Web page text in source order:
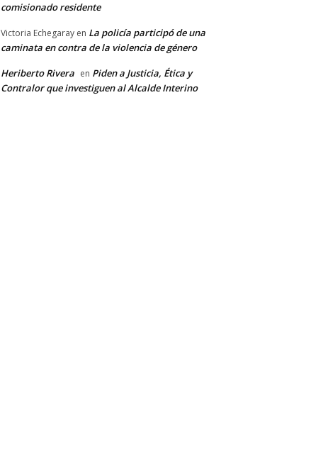
comisionado residente
Victoria Echegaray en La policía participó de una
caminata en contra de la violencia de género
Heriberto Rivera en Piden a Justicia, Ética y
Contralor que investiguen al Alcalde Interino